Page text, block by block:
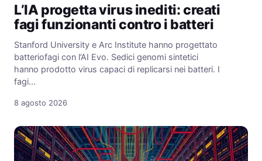
L’IA progetta virus inediti: creati
fagi funzionanti contro i batteri
Stanford University e Arc Institute hanno progettato
batteriofagi con l’AI Evo. Sedici genomi sintetici
hanno prodotto virus capaci di replicarsi nei batteri. I
fagi…
8 agosto 2026